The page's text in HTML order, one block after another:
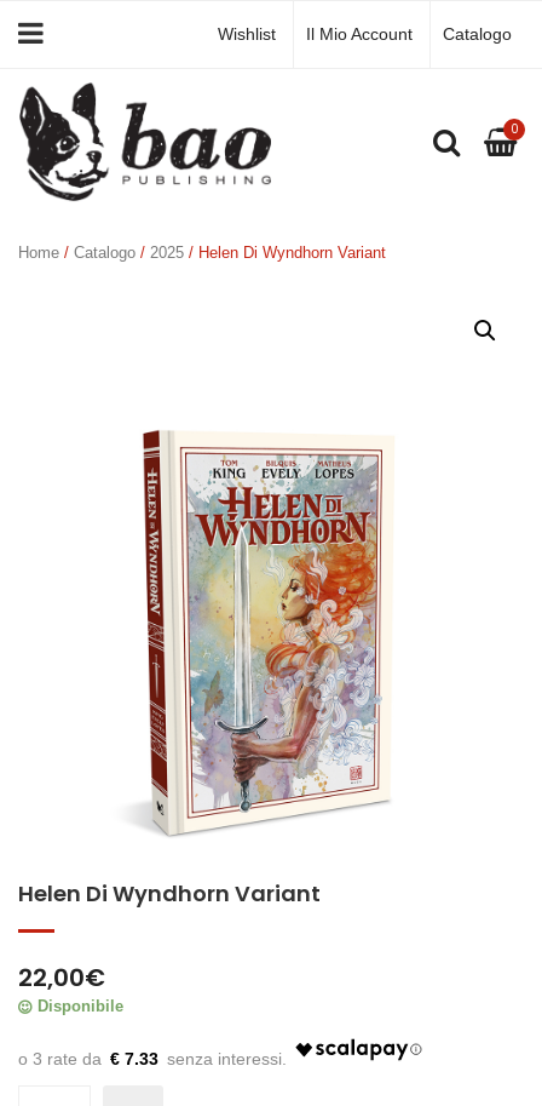
Wishlist Il Mio Account Catalogo
0
Home / Catalogo / 2025 / Helen Di Wyndhorn Variant
Helen Di Wyndhorn Variant
22,00€
Disponibile
€ 7.33